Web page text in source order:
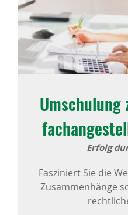
Erfolg
Fasziniert Sie die
Zusammenhänge